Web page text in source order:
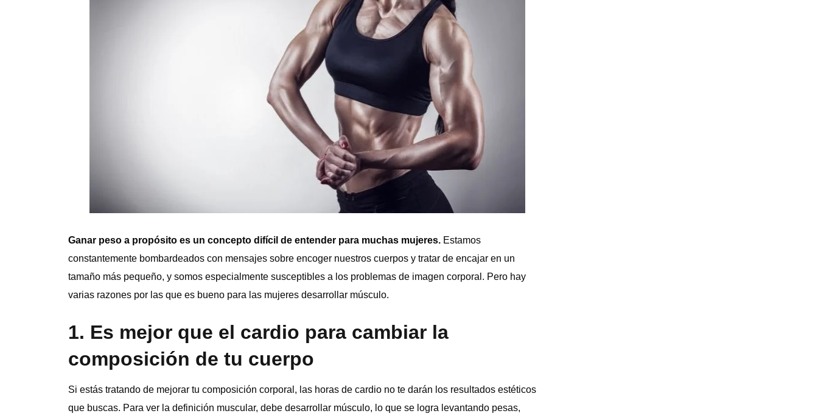
Ganar peso a propósito es un concepto difícil de entender para muchas mujeres. Estamos
constantemente bombardeados con mensajes sobre encoger nuestros cuerpos y tratar de encajar en un
tamaño más pequeño, y somos especialmente susceptibles a los problemas de imagen corporal. Pero hay
varias razones por las que es bueno para las mujeres desarrollar músculo.
1. Es mejor que el cardio para cambiar la
composición de tu cuerpo
Si estás tratando de mejorar tu composición corporal, las horas de cardio no te darán los resultados estéticos
que buscas. Para ver la definición muscular, debe desarrollar músculo, lo que se logra levantando pesas,